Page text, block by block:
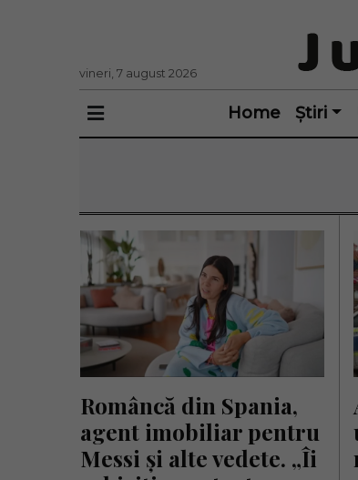
vineri, 7 august 2026
Home Știri
Româncă din Spania,
agent imobiliar pentru
Messi și alte vedete. „Îi